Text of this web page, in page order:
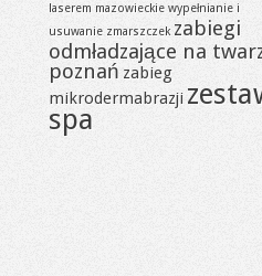
laserem mazowieckie wypełnianie i
usuwanie zmarszczek zabiegi
odmładzające na
poznań zabieg
mikrodermabrazji
spa